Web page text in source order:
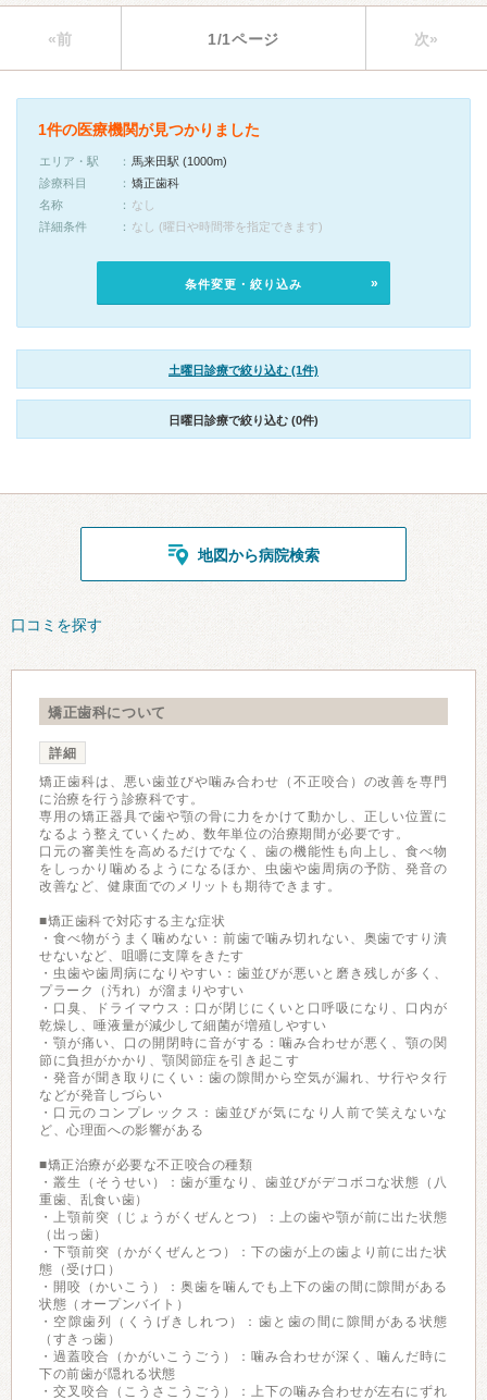
«前 1/1ページ 次»
1件の医療機関が見つかりました
エリア・駅
馬来田駅 (1000m)
診療科目
矯正歯科
名称
なし
詳細条件
なし (曜日や時間帯を指定できます)
条件変更・絞り込み
土曜日診療で絞り込む (1件)
日曜日診療で絞り込む (0件)
地図から病院検索
口コミを探す
矯正歯科について
詳細
矯正歯科は、悪い歯並びや噛み合わせ（不正咬合）の改善を専門
に治療を行う診療科です。
専用の矯正器具で歯や顎の骨に力をかけて動かし、正しい位置に
なるよう整えていくため、数年単位の治療期間が必要です。
口元の審美性を高めるだけでなく、歯の機能性も向上し、食べ物
をしっかり噛めるようになるほか、虫歯や歯周病の予防、発音の
改善など、健康面でのメリットも期待できます。
■矯正歯科で対応する主な症状
・食べ物がうまく噛めない：前歯で噛み切れない、奥歯ですり潰
せないなど、咀嚼に支障をきたす
・虫歯や歯周病になりやすい：歯並びが悪いと磨き残しが多く、
プラーク（汚れ）が溜まりやすい
・口臭、ドライマウス：口が閉じにくいと口呼吸になり、口内が
乾燥し、唾液量が減少して細菌が増殖しやすい
・顎が痛い、口の開閉時に音がする：噛み合わせが悪く、顎の関
節に負担がかかり、顎関節症を引き起こす
・発音が聞き取りにくい：歯の隙間から空気が漏れ、サ行やタ行
などが発音しづらい
・口元のコンプレックス：歯並びが気になり人前で笑えないな
ど、心理面への影響がある
■矯正治療が必要な不正咬合の種類
・叢生（そうせい）：歯が重なり、歯並びがデコボコな状態（八
重歯、乱食い歯）
・上顎前突（じょうがくぜんとつ）：上の歯や顎が前に出た状態
（出っ歯）
・下顎前突（かがくぜんとつ）：下の歯が上の歯より前に出た状
態（受け口）
・開咬（かいこう）：奥歯を噛んでも上下の歯の間に隙間がある
状態（オープンバイト）
・空隙歯列（くうげきしれつ）：歯と歯の間に隙間がある状態
（すきっ歯）
・過蓋咬合（かがいこうごう）：噛み合わせが深く、噛んだ時に
下の前歯が隠れる状態
・交叉咬合（こうさこうごう）：上下の噛み合わせが左右にずれ